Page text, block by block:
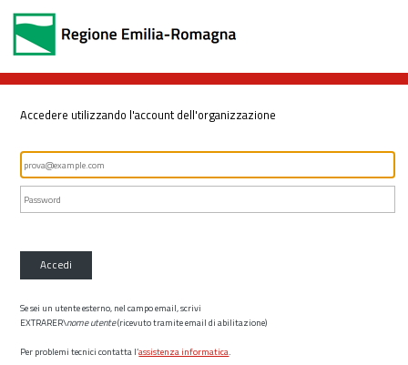
Accedere utilizzando l'account dell'organizzazione
Accedi
Se sei un utente esterno, nel campo email, scrivi
EXTRARER\nome utente(ricevuto tramite email di abilitazione)
Per problemi tecnici contatta l’assistenza informatica.